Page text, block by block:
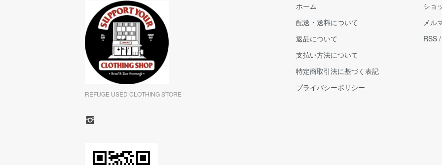
REFUGE USED CLOTHING STORE
ホーム
配送・送料について
返品について
支払い方法について
特定商取引法に基づく表記
プライバシーポリシー
ショ
メル
RSS /